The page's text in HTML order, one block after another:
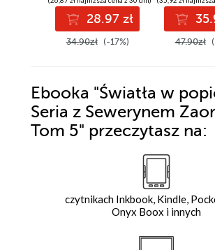
28.97 zł
34.90zł (-17%) 47.90zł
Ebooka "Światła w
Seria z Sewerynem
Tom 5" przeczytasz na:
czytnikach Inkbook, Kindle,
Onyx Boox i innych